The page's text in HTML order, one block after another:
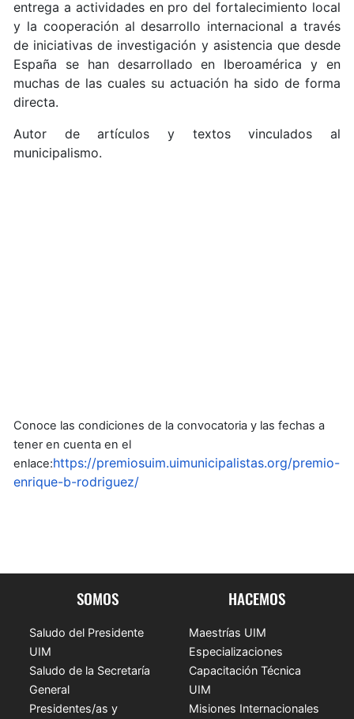
entrega a actividades en pro del fortalecimiento local
y la cooperación al desarrollo internacional a través
de iniciativas de investigación y asistencia que desde
España se han desarrollado en Iberoamérica y en
muchas de las cuales su actuación ha sido de forma
directa.
Autor de artículos y textos vinculados al
municipalismo.
Conoce las condiciones de la convocatoria y las fechas a
tener en cuenta en el
enlace:https://premiosuim.uimunicipalistas.org/premio-
enrique-b-rodriguez/
SOMOS
Saludo del Presidente
UIM
Saludo de la Secretaría
General
Presidentes/as y
HACEMOS
Maestrías UIM
Especializaciones
Capacitación Técnica
UIM
Misiones Internacionales